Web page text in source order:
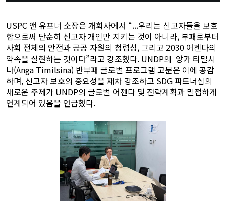
USPC 앤 유프너 소장은 개회사에서 “...우리는 신고자들을 보호
함으로써 단순히 신고자 개인만 지키는 것이 아니라, 부패로부터
사회 전체의 안전과 공공 자원의 청렴성, 그리고 2030 어젠다의
약속을 실현하는 것이다”라고 강조했다. UNDP의 앙가 티밀시
나(Anga Timilsina) 반부패 글로벌 프로그램 고문은 이에 공감
하며, 신고자 보호의 중요성을 재차 강조하고 SDG 파트너십의
새로운 주제가 UNDP의 글로벌 어젠다 및 전략계획과 밀접하게
연계되어 있음을 언급했다.